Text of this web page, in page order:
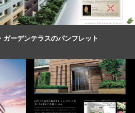
ガーデンテラスのパンフレット